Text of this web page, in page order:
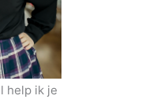
help ik je